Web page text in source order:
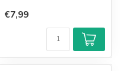
€7,99